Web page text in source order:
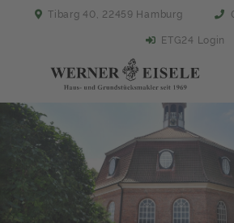
Tibarg 40, 22459 Hamburg
ETG24 Login